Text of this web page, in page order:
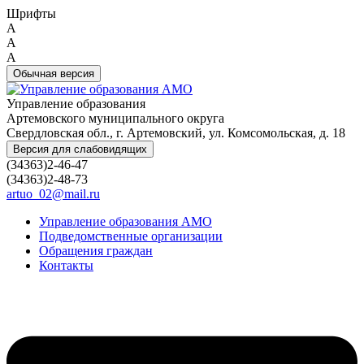
Шрифты
A
A
A
Обычная версия
Управление образования
Артемовского муниципального округа
Свердловская обл., г. Артемовский, ул. Комсомольская, д. 18
Версия для слабовидящих
(34363)2-46-47
(34363)2-48-73
artuo_02@mail.ru
Управление образования АМО
Подведомственные организации
Обращения граждан
Контакты